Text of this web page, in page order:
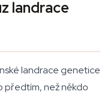
landrace
landrace genetice
předtím, než někdo